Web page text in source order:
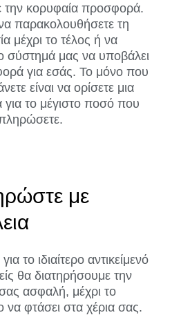
την κορυφαία προσφορά.
παρακολουθήσετε τη
μέχρι το τέλος ή να
σύστημά μας να υποβάλει
για εσάς. Το μόνο που
είναι να ορίσετε μια
το μέγιστο ποσό που
με
το ιδιαίτερο αντικείμενό
θα διατηρήσουμε την
ασφαλή, μέχρι το
να φτάσει στα χέρια σας.